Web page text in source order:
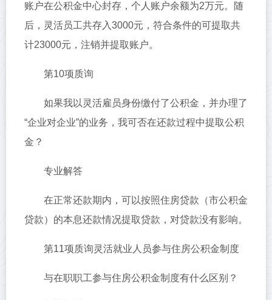
账户在公积金中心封存，个人账户余额为2万元。随
后，灵活员工共存入3000元，符合条件的可提取共
计23000元，注销并提取账户。
第10项质询
如果我以灵活雇员身份缴付了公积金，并办理了
“企业对企业”的业务，我可否在还款过程中提取公积
金？
专业解答
在正常还款期内，可以按照住房贷款（市公积金
贷款）的本息还款情况提取贷款，对贷款没有影响。
第11项质询灵活就业人员参与住房公积金制度
与在职职工参与住房公积金制度有什么区别？